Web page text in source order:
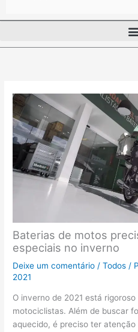
Baterias de motos
especiais no inverno
Deixe um comentário /Todos /
2021
O inverno de 2021 está
motociclistas. Além de buscar
aquecido, é preciso ter